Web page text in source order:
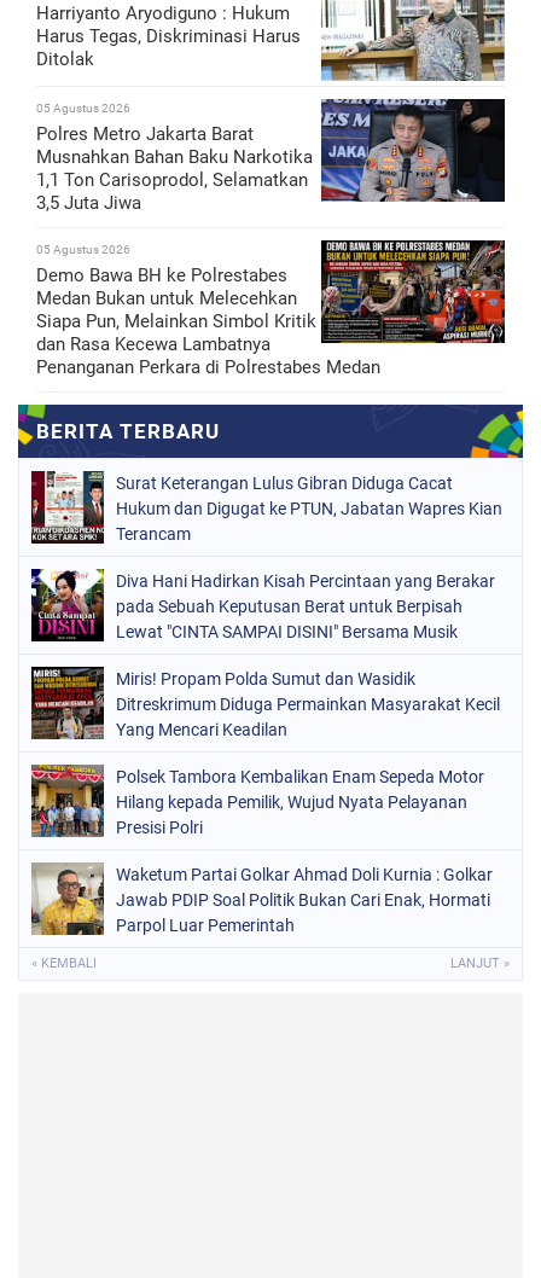
Harriyanto Aryodiguno : Hukum
Harus Tegas, Diskriminasi Harus
Ditolak
05 Agustus 2026
Polres Metro Jakarta Barat
Musnahkan Bahan Baku Narkotika
1,1 Ton Carisoprodol, Selamatkan
3,5 Juta Jiwa
05 Agustus 2026
Demo Bawa BH ke Polrestabes
Medan Bukan untuk Melecehkan
Siapa Pun, Melainkan Simbol Kritik
dan Rasa Kecewa Lambatnya
Penanganan Perkara di Polrestabes Medan
Surat Keterangan Lulus Gibran Diduga Cacat
Hukum dan Digugat ke PTUN, Jabatan Wapres Kian
Terancam
Diva Hani Hadirkan Kisah Percintaan yang Berakar
pada Sebuah Keputusan Berat untuk Berpisah
Lewat "CINTA SAMPAI DISINI" Bersama Musik
Miris! Propam Polda Sumut dan Wasidik
Ditreskrimum Diduga Permainkan Masyarakat Kecil
Yang Mencari Keadilan
Polsek Tambora Kembalikan Enam Sepeda Motor
Hilang kepada Pemilik, Wujud Nyata Pelayanan
Presisi Polri
Waketum Partai Golkar Ahmad Doli Kurnia : Golkar
Jawab PDIP Soal Politik Bukan Cari Enak, Hormati
Parpol Luar Pemerintah
« KEMBALI LANJUT »